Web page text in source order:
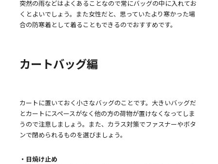
突然の雨などはよくあることなので常にバッグの中に入れてお
くとよいでしょう。また女性だと、思っていたより寒かった場
合の防寒着として着ることもできるのでおすすめです。
カートバッグ編
カートに置いておく小さなバッグのことです。大きいバッグだ
とカートにスペースがなく他の方の荷物が置けなくなってしま
うので注意しましょう。また、カラス対策でファスナーやボタ
ンで閉められるものを選びましょう。
・日焼け止め